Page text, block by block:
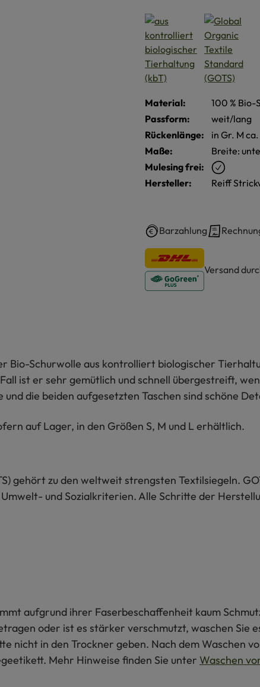
Material: 100 % Bio-
Passform:
weit/lang
Rückenlänge:
in Gr. M
Maße:
Breite:
Mulesing frei:
Hersteller:
Reiff
Barzahlung
Versand
Bio-Schurwolle aus kontrolliert biologischer
ist er sehr gemütlich und schnell übergestreift,
die beiden aufgesetzten Taschen sind schöne
auf Lager, in den Größen S, M und L erhältlich.
gehört zu den weltweit strengsten Textilsiegeln.
und Sozialkriterien. Alle Schritte der
aufgrund ihrer Faserbeschaffenheit kaum
oder ist es stärker verschmutzt, waschen Sie
nicht in den Trockner geben. Nach dem Waschen
Mehr Hinweise finden Sie unter Waschen